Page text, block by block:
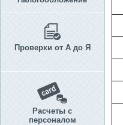
Проверки от А до Я
Расчеты с
персоналом